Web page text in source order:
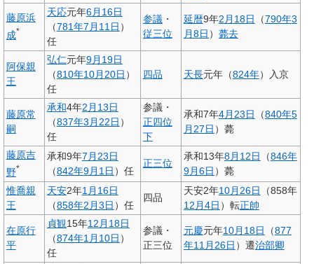
藤原浜
成*
天応元年6月16日
（781年7月11日 ）
任
参議 ・
従三位
延暦9年2月18日 （790年3
月8日 ） 薨去
阿保親
王
弘仁元年9月19日
（810年10月20日 ）
任
四品 天長元年（824年）入京
藤原常
嗣
承和4年2月13日
（837年3月22日 ）
任
参議・
正四位
下
承和7年4月23日 （840年5
月27日 ）薨
藤原吉
野*
承和9年7月23日
（842年9月1日 ）任
正三位
承和13年8月12日 （846年
9月6日 ）薨
惟喬親
王
天安2年1月16日
（858年2月3日 ）任
四品
天安2年10月26日
（858年
12月4日 ）転正帥
在原行
平
貞観15年12月18日
（874年1月10日 ）
任
参議・
正三位
元慶元年10月18日 （877
年11月26日 ）遷治部卿